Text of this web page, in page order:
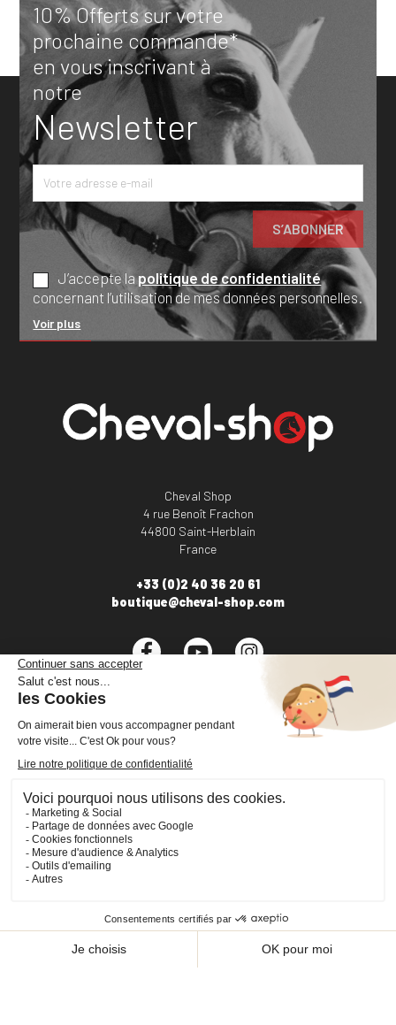
10% Offerts sur votre
prochaine commande*
en vous inscrivant à
notre
Newsletter
J’accepte lapolitique de confidentialité
concernant l’utilisation de mes données personnelles.
Voir plus
Cheval Shop
4 rue Benoît Frachon
44800 Saint-Herblain
France
+33 (0)2 40 36 20 61
boutique@cheval-shop.com
Facebook YouTube

INFORMATIONS
PRODUITS 
NOS SERVICES
Plan du site Cookies
© 2026 - CHEVAL SHOP